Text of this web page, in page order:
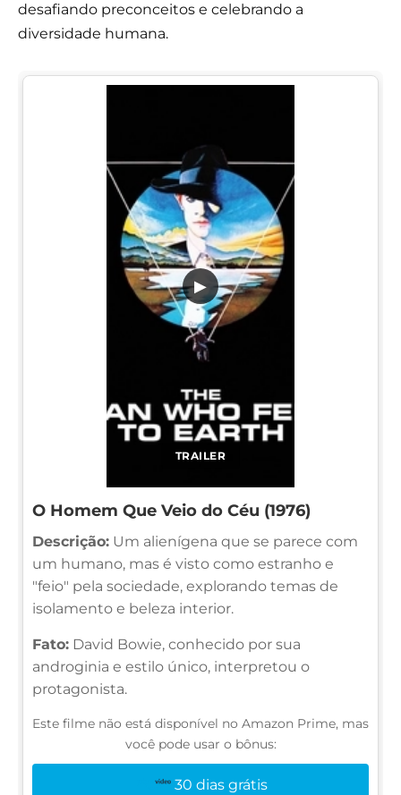
desafiando preconceitos e celebrando a
diversidade humana.
TRAILER
▶
O Homem Que Veio do Céu (1976)
Descrição: Um alienígena que se parece com
um humano, mas é visto como estranho e
"feio" pela sociedade, explorando temas de
isolamento e beleza interior.
Fato: David Bowie, conhecido por sua
androginia e estilo único, interpretou o
protagonista.
Este filme não está disponível no Amazon Prime, mas
você pode usar o bônus:
30 dias grátis